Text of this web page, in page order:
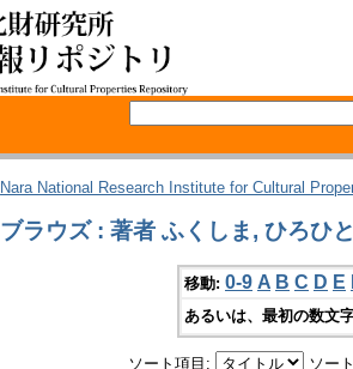
Nara National Research Institute for Cultural
ブラウズ : 著者 ふくしま, ひろひ
移動: 0-9 A B C D E
あるいは、最初の数文
ソート項目: ソー